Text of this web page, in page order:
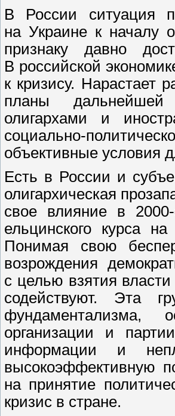
В России ситуация
на Украине к началу
признаку давно
В российской
к кризису. Нарастает
планы дальнейшей
олигархами и
социально-
объективные условия
Есть в России и
олигархическая
свое влияние в
ельцинского курса
Понимая свою
возрождения
с целью взятия
содействуют. Эта
фундаментализма,
организации и
информации и
высокоэффективную
на принятие
кризис в стране.